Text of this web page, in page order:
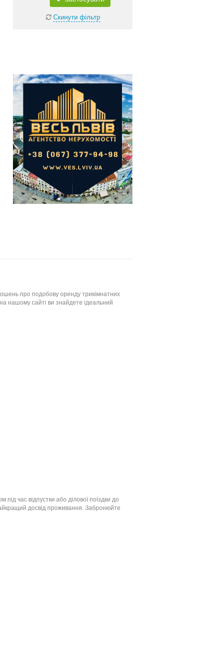
Телевізор
Кондиціонер
Тварини в будинку
Під святкування
Не важливо
Скинути фільтр
про подобову оренду трикімнатних
нашому сайті ви знайдете ідеальний
час відпустки або ділової поїздки до
досвід проживання. Забронюйте